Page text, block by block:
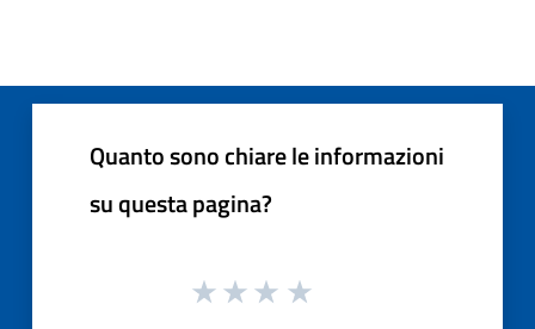
Quanto sono chiare le informazioni
su questa pagina?